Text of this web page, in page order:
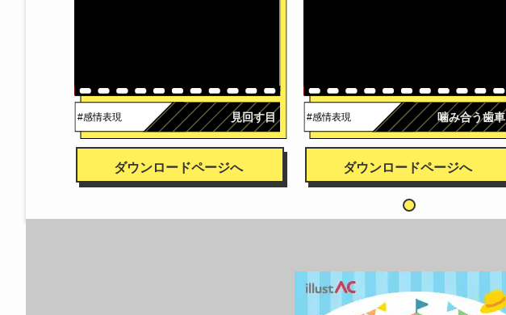
#感情表現 見回す目
ダウンロードページへ
#感情表現 噛み合う歯車
ダウンロードページへ